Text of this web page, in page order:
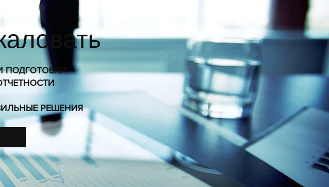
ПОДГОТОВКИ
РЕШЕНИЯ